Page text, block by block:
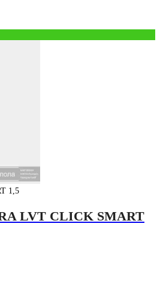
1,5
LVT CLICK SMART